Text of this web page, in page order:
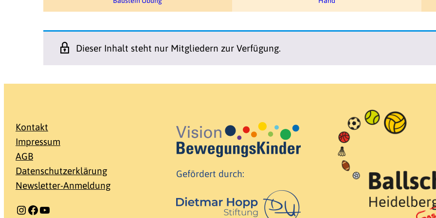
Dieser Inhalt steht nur Mitgliedern zur Verfügung.
Kontakt
Impressum
AGB
Datenschutzerklärung
Newsletter-Anmeldung
Instagram Facebook YouTube
Gefördert durch: